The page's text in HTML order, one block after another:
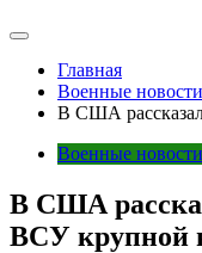
Главная
Военные новости
В США
Военные новости
В США
ВСУ крупной